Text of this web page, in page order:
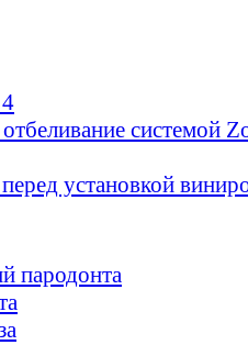
системой
установкой
пародонта